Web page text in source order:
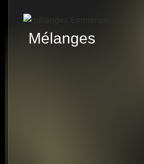
Mélanges